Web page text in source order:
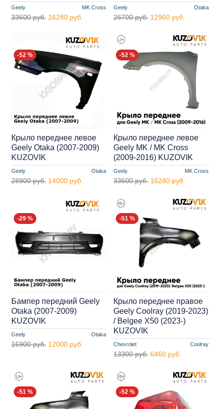
Geely MK Cross
33600 руб. 16280 руб.
Geely Otaka
26700 руб. 12960 руб.
-52 %
Geely Otaka
Крыло переднее левое
Geely Otaka (2007-2009)
KUZOVIK
28900 руб. 14000 руб.
-52 %
Geely MK Cross
Крыло переднее левое
Geely MK / MK Cross
(2009-2016) KUZOVIK
33600 руб. 16280 руб.
-29 %
Geely Otaka
Бампер передний Geely
Otaka (2007-2009)
KUZOVIK
16900 руб. 12000 руб.
-51 %
Chevrolet Coolray
Крыло переднее правое
Geely Coolray (2019-2023)
/ Belgee X50 (2023-)
KUZOVIK
13300 руб. 6460 руб.
-51 % -52 %